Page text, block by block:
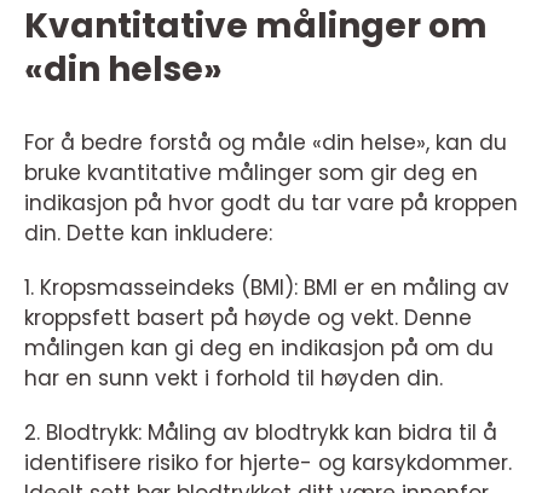
Kvantitative målinger om
«din helse»
For å bedre forstå og måle «din helse», kan du
bruke kvantitative målinger som gir deg en
indikasjon på hvor godt du tar vare på kroppen
din. Dette kan inkludere:
1. Kropsmasseindeks (BMI): BMI er en måling av
kroppsfett basert på høyde og vekt. Denne
målingen kan gi deg en indikasjon på om du
har en sunn vekt i forhold til høyden din.
2. Blodtrykk: Måling av blodtrykk kan bidra til å
identifisere risiko for hjerte- og karsykdommer.